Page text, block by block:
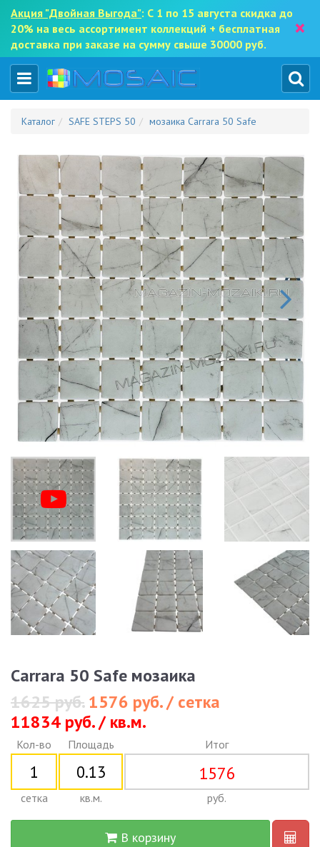
Акция "Двойная Выгода": С 1 по 15 августа скидка до
20% на весь ассортимент коллекций + бесплатная
доставка при заказе на сумму свыше 30000 руб.
×
Каталог SAFE STEPS 50 мозаика Carrara 50 Safe
Carrara 50 Safe мозаика
1625 руб.1576 руб. / сетка
11834 руб. / кв.м.
Кол-во
сетка
Площадь
кв.м.
Итог
1576
руб.
В корзину